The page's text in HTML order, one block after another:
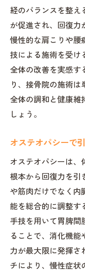
経のバランスを整
が促進され、回復力
慢性的な肩こりや腰
技による施術を受け
全体の改善を実感す
り、接骨院の施術
全体の調和と健康維
しょう。
オステオパシーで
オステオパシーは、
根本から回復力を引
や筋肉だけでなく
能を総合的に調整す
手技を用いて胃脾間
ることで、消化機
力が最大限に発揮さ
チにより、慢性症状